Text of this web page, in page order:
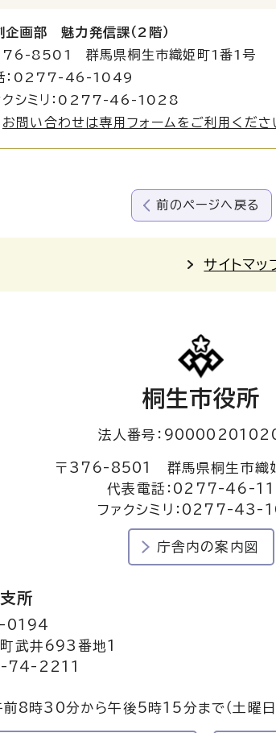
企画部 魅力発信課（2階）
8501 群馬県桐生市織姫町1番1号
：0277-46-1049
クシミリ：0277-46-1028
お問い合わせは専用フォームをご利用くださ
前のページへ戻る
サイトマッ
桐生市役所
法人番号：
〒376-8501 群馬県桐生市織
代表電話：0277-46-
ファクシミリ：0277-43-
庁舎内の案内図
所
0194
武井693番地1
74-2211
前8時30分から午後5時15分まで（土曜